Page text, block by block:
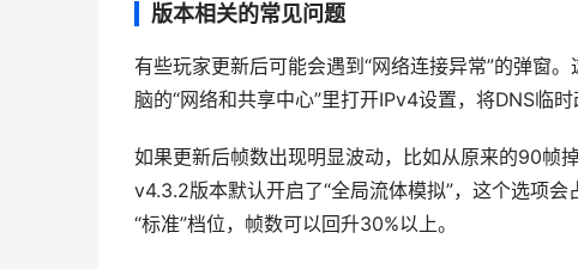
版本相关的常见问题
有些玩家更新后可能会遇到“网络连接异常”的弹窗
脑的“网络和共享中心”里打开IPv4设置，将DNS临时
如果更新后帧数出现明显波动，比如从原来的90帧
v4.3.2版本默认开启了“全局流体模拟”，这个选项
“标准”档位，帧数可以回升30%以上。